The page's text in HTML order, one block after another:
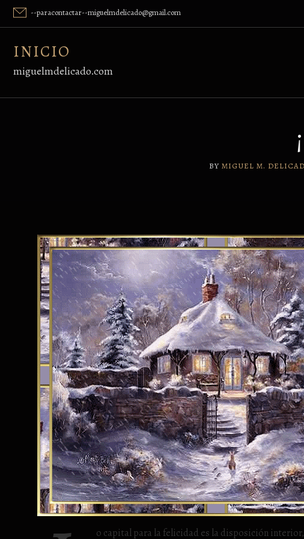
Skip
content
--paracontactar--miguelmdelicado@gmail.com
INICIO
miguelmdelicado.com
BY MIGUEL M.
o capital para la felicidad es la disposición